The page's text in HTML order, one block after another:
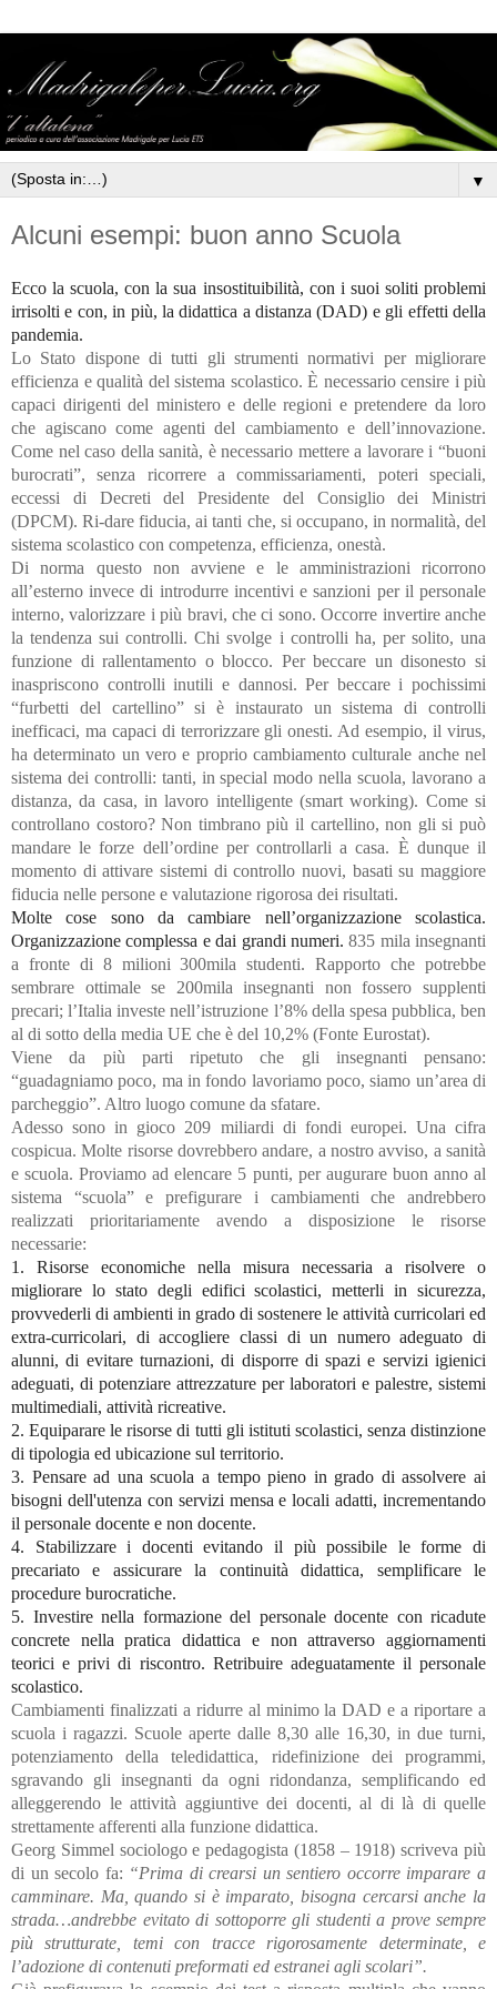
▼
Alcuni esempi: buon anno Scuola
Ecco la scuola, con la sua insostituibilità, con i suoi soliti problemi
irrisolti e con, in più, la didattica a distanza (DAD) e gli effetti della
pandemia.
Lo Stato dispone di tutti gli strumenti normativi per migliorare
efficienza e qualità del sistema scolastico. È necessario censire i più
capaci dirigenti del ministero e delle regioni e pretendere da loro
che agiscano come agenti del cambiamento e dell’innovazione.
Come nel caso della sanità, è necessario mettere a lavorare i “buoni
burocrati”, senza ricorrere a commissariamenti, poteri speciali,
eccessi di Decreti del Presidente del Consiglio dei Ministri
(DPCM). Ri-dare fiducia, ai tanti che, si occupano, in normalità, del
sistema scolastico con competenza, efficienza, onestà.
Di norma questo non avviene e le amministrazioni ricorrono
all’esterno invece di introdurre incentivi e sanzioni per il personale
interno, valorizzare i più bravi, che ci sono. Occorre invertire anche
la tendenza sui controlli. Chi svolge i controlli ha, per solito, una
funzione di rallentamento o blocco. Per beccare un disonesto si
inaspriscono controlli inutili e dannosi. Per beccare i pochissimi
“furbetti del cartellino” si è instaurato un sistema di controlli
inefficaci, ma capaci di terrorizzare gli onesti. Ad esempio, il virus,
ha determinato un vero e proprio cambiamento culturale anche nel
sistema dei controlli: tanti, in special modo nella scuola, lavorano a
distanza, da casa, in lavoro intelligente (smart working). Come si
controllano costoro? Non timbrano più il cartellino, non gli si può
mandare le forze dell’ordine per controllarli a casa. È dunque il
momento di attivare sistemi di controllo nuovi, basati su maggiore
fiducia nelle persone e valutazione rigorosa dei risultati.
Molte cose sono da cambiare nell’organizzazione scolastica.
Organizzazione complessa e dai grandi numeri.835 mila insegnanti
a fronte di 8 milioni 300mila studenti. Rapporto che potrebbe
sembrare ottimale se 200mila insegnanti non fossero supplenti
precari; l’Italia investe nell’istruzione l’8% della spesa pubblica, ben
al di sotto della media UE che è del 10,2% (Fonte Eurostat).
Viene da più parti ripetuto che gli insegnanti pensano:
“guadagniamo poco, ma in fondo lavoriamo poco, siamo un’area di
parcheggio”. Altro luogo comune da sfatare.
Adesso sono in gioco 209 miliardi di fondi europei. Una cifra
cospicua. Molte risorse dovrebbero andare, a nostro avviso, a sanità
e scuola. Proviamo ad elencare 5 punti, per augurare buon anno al
sistema “scuola” e prefigurare i cambiamenti che andrebbero
realizzati prioritariamente avendo a disposizione le risorse
necessarie:
1. Risorse economiche nella misura necessaria a risolvere o
migliorare lo stato degli edifici scolastici, metterli in sicurezza,
provvederli di ambienti in grado di sostenere le attività curricolari ed
extra-curricolari, di accogliere classi di un numero adeguato di
alunni, di evitare turnazioni, di disporre di spazi e servizi igienici
adeguati, di potenziare attrezzature per laboratori e palestre, sistemi
multimediali, attività ricreative.
2. Equiparare le risorse di tutti gli istituti scolastici, senza distinzione
di tipologia ed ubicazione sul territorio.
3. Pensare ad una scuola a tempo pieno in grado di assolvere ai
bisogni dell'utenza con servizi mensa e locali adatti, incrementando
il personale docente e non docente.
4. Stabilizzare i docenti evitando il più possibile le forme di
precariato e assicurare la continuità didattica, semplificare le
procedure burocratiche.
5. Investire nella formazione del personale docente con ricadute
concrete nella pratica didattica e non attraverso aggiornamenti
teorici e privi di riscontro. Retribuire adeguatamente il personale
scolastico.
Cambiamenti finalizzati a ridurre al minimo la DAD e a riportare a
scuola i ragazzi. Scuole aperte dalle 8,30 alle 16,30, in due turni,
potenziamento della teledidattica, ridefinizione dei programmi,
sgravando gli insegnanti da ogni ridondanza, semplificando ed
alleggerendo le attività aggiuntive dei docenti, al di là di quelle
strettamente afferenti alla funzione didattica.
Georg Simmel sociologo e pedagogista (1858 – 1918) scriveva più
di un secolo fa: “Prima di crearsi un sentiero occorre imparare a
camminare. Ma, quando si è imparato, bisogna cercarsi anche la
strada…andrebbe evitato di sottoporre gli studenti a prove sempre
più strutturate, temi con tracce rigorosamente determinate, e
l’adozione di contenuti preformati ed estranei agli scolari”.